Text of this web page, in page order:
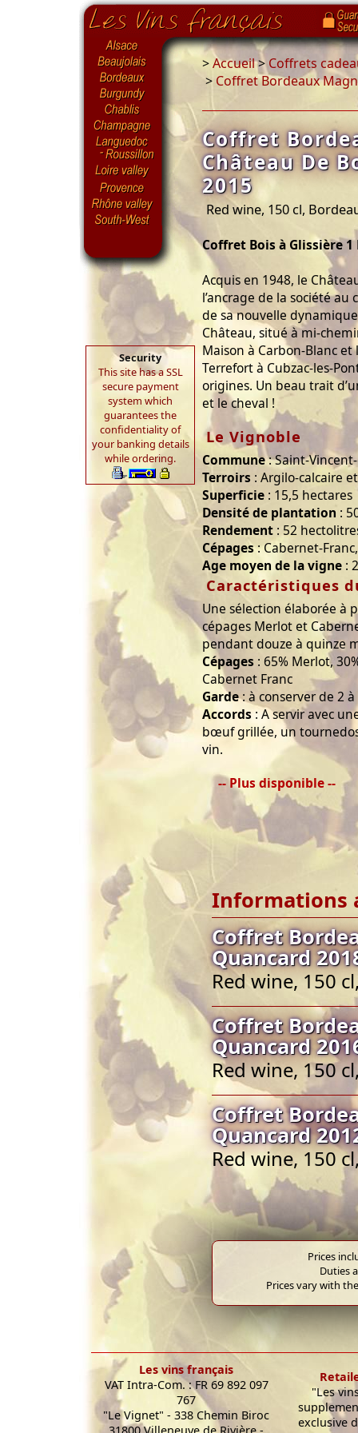
Security
This site has a SSL
secure payment
system which
guarantees the
confidentiality of
your banking details
while ordering.
>Accueil>Coffrets
> Coffret Bordeaux
Coffret
Château De
2015
Red wine, 150 cl,
Coffret Bois à Glissière
Acquis en 1948, le
l’ancrage de la société
de sa nouvelle
Château, situé à mi-
Maison à Carbon-Blanc
Terrefort à Cubzac-les-
origines. Un beau trait
et le cheval !
Le Vignoble
Commune: Saint-
Terroirs : Argilo-calcaire
Superficie : 15,5 hectares
Densité de plantation :
Rendement : 52
Cépages: Cabernet-
Age moyen de la vigne :
Caractéristiques
Une sélection élaborée à
cépages Merlot et
pendant douze à quinze
Cépages : 65% Merlot,
Cabernet Franc
Garde: à conserver de 2 à
Accords : A servir avec
bœuf grillée, un
vin.
-- Plus disponible --
Informations
Coffret
Quancard
Red wine, 150
Coffret
Quancard
Red wine, 150
Coffret
Quancard
Red wine, 150
Prices
Duties
Prices vary with
Les vins français
VAT Intra-Com. : FR 69 892 097
767
"Le Vignet" - 338 Chemin Biroc
"Les
exclusive